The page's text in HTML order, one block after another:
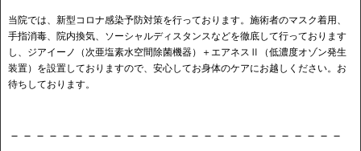
当院では、新型コロナ感染予防対策を行っております。施術者のマスク着用、
手指消毒、院内換気、ソーシャルディスタンスなどを徹底して行っております
し、ジアイーノ（次亜塩素水空間除菌機器）＋エアネスⅡ（低濃度オゾン発生
装置）を設置しておりますので、安心してお身体のケアにお越しください。お
待ちしております。
－－－－－－－－－－－－－－－－－－－－－－－－－－